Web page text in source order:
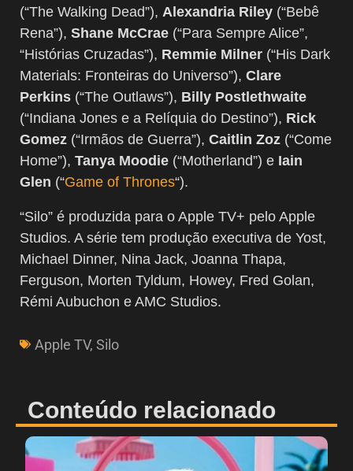
(“The Walking Dead”), Alexandria Riley (“Bebê
Rena”), Shane McCrae (“Para Sempre Alice”,
“Histórias Cruzadas”), Remmie Milner (“His Dark
Materials: Fronteiras do Universo”), Clare
Perkins (“The Outlaws”), Billy Postlethwaite
(“Indiana Jones e a Relíquia do Destino”), Rick
Gomez (“Irmãos de Guerra”), Caitlin Zoz (“Come
Home”), Tanya Moodie (“Motherland”) e Iain
Glen (“Game of Thrones“).
“Silo” é produzida para o Apple TV+ pelo Apple
Studios. A série tem produção executiva de Yost,
Michael Dinner, Nina Jack, Joanna Thapa,
Ferguson, Morten Tyldum, Howey, Fred Golan,
Rémi Aubuchon e AMC Studios.
Apple TV, Silo
Conteúdo relacionado